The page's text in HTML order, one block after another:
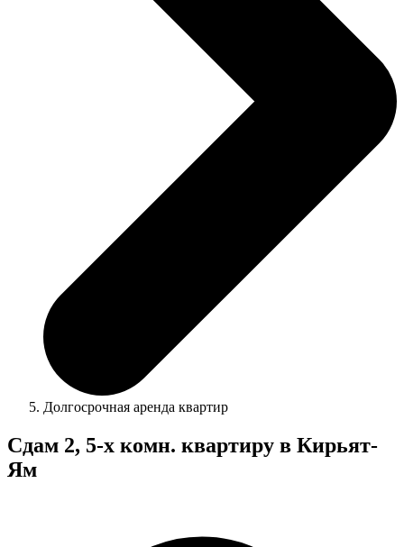
Долгосрочная аренда квартир
Сдам 2, 5-х комн. квартиру в Кирьят-
Ям